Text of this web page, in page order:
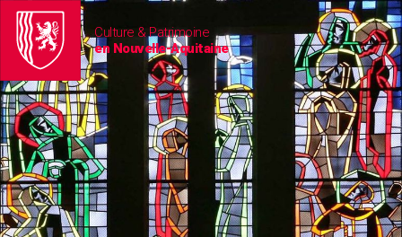
Culture & Patrimoine
en Nouvelle-Aquitaine